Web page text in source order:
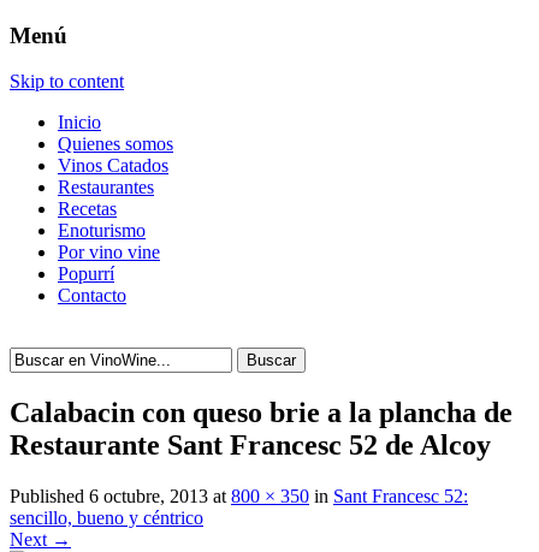
Menú
Skip to content
Inicio
Quienes somos
Vinos Catados
Restaurantes
Recetas
Enoturismo
Por vino vine
Popurrí
Contacto
Buscar
Calabacin con queso brie a la plancha de
Restaurante Sant Francesc 52 de Alcoy
Published 6 octubre, 2013 at 800 × 350 in Sant Francesc 52:
sencillo, bueno y céntrico
Next →